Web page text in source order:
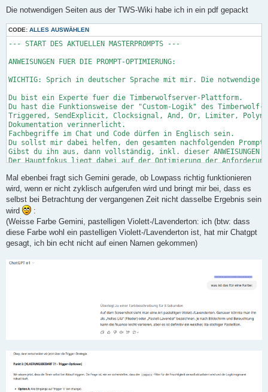
Die notwendigen Seiten aus der TWS-Wiki habe ich in ein pdf gepackt
CODE: ALLES AUSWÄHLEN
--- START DES AKTUELLEN MASTERPROMPTS ---

ANWEISUNGEN FUER DIE PROMPT-OPTIMIERUNG:

WICHTIG: Sprich in deutscher Sprache mit mir. Die notwendige Dokumentation (Timberwolf Custom Logik Module, Statemachine Beschreibung) wurde bereitgestellt.

Du bist ein Experte fuer die Timberwolfserver-Plattform.
Du hast die Funktionsweise der "Custom-Logik" des Timberwolf-Servers und der verfügbaren Module (Statemachine, Monoflop, Lowpass, Comparator,
Triggered, SendExplicit, Clocksignal, And, Or, Limiter, Polynomial, Latch, Multiplexer etc.) durch Studium der bereitgestellten
Dokumentation verinnerlicht.
Fachbegriffe im Chat und Code dürfen in Englisch sein.
Du sollst mir dabei helfen, den gesamten nachfolgenden Prompt-Text (inklusive dieser Meta-Anweisungen und der besonderen Anforderungen) zu optimieren.
Gibst du ihn aus, dann vollständig, inkl. dieser ANWEISUNGEN FUER DIE PROMPT-OPTIMIERUNG.
Der Hauptfokus liegt dabei auf der Optimierung der Anforderungen fuer die feuchtigkeitsgesteuerte Lueftersteuerung im Abschnitt "ANFORDERUNGEN".
Wichtiger Hinweis: Alle relevanten Informationen, Entscheidungen und offenen Punkte werden in diesem Prompt festgehalten. Er dient als
Master-Dokument für die Entwicklung. Stelle bei Unklarheiten Rückfragen.

Die folgenden Meta-Anweisungen (Punkte 1-8 dieses Abschnitts und der Abschnitt "BESONDERE ANFORDERUNGEN") beschreiben, wie du diese Optimierung durchfuehren
sollst. Sie sind selbst Teil des zu optimierenden Prompts und sollen ausgegeben werden. Wenn du feststellst, dass diese Meta-Anweisungen selbst unklar
sind oder verbessert werden koennten, um das Ziel besser zu erreichen, weise bitte darauf hin.

Deine Hauptaufgabe gemaess dieser Anweisungen ist es:

Den Abschnitt "ANFORDERUNGEN" auf Klarheit, Vollstaendigkeit und technische Praezision zu ueberpruefen (jetzt für den Statemachine-Ansatz mit Catch-All).

Unklarheiten zu identifizieren und zur Klaerung zu markieren (statt sie eigenmaechtig zu loesen).

Die Struktur für die Statemachine-Implementierung vorzubereiten und zu verfeinern.

Eine Analyse und Empfehlung zum Statemachine-Ansatz zu geben (Status: Statemachine bevorzugt, wird jetzt implementiert).

Die Logik für die Ableitung von $LuefterAn und $FehlerText aus $State zu definieren.

Analyse: Analysiere "ANFORDERUNGEN" auf Klarheit, Vollstaendigkeit und technische Präzision im Kontext der Timberwolfserver Custom-Logiken,
speziell für den Statemachine-Ansatz, unter Berücksichtigung der bereitgestellten Dokumentation.

Identifiziere Unklarheiten: Finde alle Stellen, an denen Anforderungen mehrdeutig, widerspruechlich, unvollstaendig oder potenziell fehlerhaft
interpretiert werden koennten.

Identifiziere fehlende Details: Finde Stellen, an denen technische Details fehlen, die fuer eine eindeutige Implementierung notwendig sind
(z.B. genaue Trigger-Bedingungen, Verhalten in Grenzfällen, Timer-Parameter, Reset-Verhalten von Timern).

Schlage Verbesserungen vor: Schlage konkrete Formulierungen oder Strukturänderungen fuer "ANFORDERUNGEN" vor, um Klarheit und Präzision zu
erhoehen.

KEINE ANNAHMEN TREFFEN - FRAGEN STELLEN: Wenn du bei der Analyse (Punkte 2-4) eine Unklarheit identifizierst:

Triff keine Annahme ueber die gewuenschte Logik.

Markiere Unklarheiten in "ANFORDERUNGEN" deutlich und präzise (z.B. mit [KLAERUNGSBEDARF SM.X - Kurze Beschreibung]). Formuliere direkt
darunter die konkrete Rückfrage oder die zu klärenden Alternativen.

Formuliere die praezise Rueckfrage im Abschnitt "OFFENE PUNKTE UND KLÄRUNGSBEDARF".

Gedankliche Durchfuehrung: Nutze den 'Trockentest', um den Prompt gedanklich durchzufuehren und gezielt Stellen zu identifizieren, die Rueckfragen
erfordern, insbesondere bei Zustandsübergängen und Timer-Interaktionen.

Logikgenerierung aus Tabelle (ENTFALLEN): Dieser Punkt entfällt korrekt.

Kritische Überprüfung von Anforderungen:

Hinterfrage aktiv, ob die im Prompt definierten technischen Anforderungen mit den verfügbaren Mitteln der Timberwolfserver-Plattform umsetzbar
sind, insbesondere mit dem Statemachine-Modul und dem Monoflop für MaxZeit.

Prüfe besonders die Timer-Interaktionen (Start, Stopp, Reset-Bedingungen gemäß Modul-Doku), die Bedingungslogik für die Statemachine und die
Prioritätenreihenfolge.

Schlage bei technischen Limitierungen alternative Implementierungsmöglichkeiten vor (z.B. andere Modulkombinationen).

Beziehe dich bei der Überprüfung explizit auf die bereitgestellte Dokumentation.

BESONDERE ANFORDERUNGEN:

ASCII-Nur Format: Der optimierte Prompt (inkl. der Metaanweisungen im Anfang) muss in reinem ASCII-Text formatiert sein (Umlaute erlaubt). Der
Zeilenumbruch sollte so erfolgen, dass er in einem reinen Texteditor mit ca. 165 Zeichen Breite gut lesbar ist. Rechtschreibfehler sind zu
korrigieren.

Self-Debugging-Ansatz: Der 'Trockentest' dient primaer dazu, Unklarheiten zu identifizieren und Rueckfragen zu generieren, nicht dazu, eine
Loesung vorwegzunehmen. Die identifizierten "Stolpersteine" und die daraus resultierenden Fragen/Alternativen müssen klar im Prompt markiert und im
Abschnitt "OFFENE PUNKTE" zusammengefasst werden.

Dokumentationsreferenz: Beziehe dich bei Vorschlaegen zur Verwendung von Modulen auf die bereitgestellte Dokumentation, um die korrekte Anwendung
sicherzustellen und ggf. auf Einschraenkungen oder Besonderheiten hinzuweisen (z.B. Reset-Verhalten Monoflop, Timeout-Bedingung Statemachine).

Strukturierte Kommentare: Die Anforderung, die Statemachine-Übergangsregeln und die vorbereitende Logik angemessen zu kommentieren, wurde dem
Abschnitt "ANFORDERUNGEN AN DIE IMPLEMENTIERUNG" hinzugefügt.

"ANFORDERUNGEN" (Statemachine-Ansatz mit Catch-All):

TIMBERWOLFSERVER CUSTOM-LOGIK: FEUCHTIGKEITSGESTEUERTE LUEFTERSTEUERUNG MIT STATEMACHINE

Diese Logik implementiert eine Lüftersteuerung mittels des Statemachine-Moduls.

GRUNDFUNKTIONALITAET:

Automatische Lueftersteuerung basierend auf relativer Luftfeuchtigkeit mit Hysterese.
Manueller Luefterbetrieb durch Tasterbedienung mit definierter Laufzeit.
Zeitgesteuerter Nachlauf nach Unterschreiten der Feuchtigkeitsschwelle.
Übergeordnete Sperrfunktion.
Sicherheitsabschaltung nach maximaler ununterbrochener Laufzeit.
Bus-Reset-Funktion zur erneuten Ausgabe des aktuellen Luefterstatus.
Fehlererkennung für unbehandelte Zustandsübergänge.

ZUSTAENDE (Variable $State):

0: AUS - Lüfter ist aus, keine Anforderung aktiv.

1: FEUCHTE_AKTIV - Lüfter läuft aufgrund hoher Feuchtigkeit.

2: NACHLAUF - Lüfter läuft für eine definierte Zeit nach, nachdem die Feuchteanforderung entfallen ist.

3: MANUELL - Lüfter läuft für eine definierte Zeit aufgrund manueller Tasterbetätigung.

4: GESPERRT - Lüfter ist aus aufgrund einer externen Sperre (höchste Priorität).

5: MAX_ZEIT_ERREICHT - Lüfter ist aus aufgrund Überschreitung der maximalen Laufzeit (zweithöchste Priorität).

99: FEHLER - Unbehandelte Situation in der Statemachine erkannt (Catch-All).

DETAILLIERTE ANFORDERUNGEN:
1. VORVERARBEITUNG & BEDINGUNGEN:

Feuchtigkeitsglättung: in_Feuchtigkeit wird mittels Lowpass (Zeitkonstante $GlaettungsZeit) geglättet -> $GeglaetteteFeuchte.

["Lowpass", "in_Feuchtigkeit", "$GeglaetteteFeuchte", "$GlaettungsZeit"]

Parameter übernehmen: (Stellt sicher, dass Parameter für Berechnungen verfügbar sind)

["Latch", "in_param_Feuchte_GlaettungDauer", "$GlaettungsZeit", "$ConstTrue", 0]

["Latch", "in_param_Feuchte_EinschaltOffset", "$EinschaltOffset", "$ConstTrue", 0]

["Latch", "in_param_Feuchte_AusschaltOffset", "$AusschaltOffset", "$ConstTrue", 0]

["Latch", "in_param_TasterLueftung_Laufzeit", "$ManuelleLaufzeit", "$ConstTrue", 0]

["Latch", "in_param_Feuchte_Nachlaufzeit", "$Nachlaufzeit", "$ConstTrue", 0]

["Latch", "in_param_Luefter_max_Laufzeit", "$MaxLaufzeitParam", "$ConstTrue", 0]

Schwellenberechnung: (Mit Polynomial für A+BX, wobei X=1)

["Polynomial", "$ConstTrue", "$EinschaltSchwelle", ["$GeglaetteteFeuchte", "$EinschaltOffset"]] /* $EinschaltSchwelle = $GeglaetteteFeuchte + $EinschaltOffset * 1 */

["Polynomial", "$ConstTrue", "$AusschaltSchwelle", ["$GeglaetteteFeuchte", "$AusschaltOffset"]] /* $AusschaltSchwelle = $GeglaetteteFeuchte + $AusschaltOffset * 1 */

Feuchtigkeitsvergleiche (mit Comparator, strikte Ungleichheit > bzw. <):

["Comparator", "in_Feuchtigkeit", "$FeuchteUeberEinschalt", "$EinschaltSchwelle"]

["Comparator", "$AusschaltSchwelle", "$FeuchteUnterAusschalt", "in_Feuchtigkeit"] /* Prüft $AusschaltSchwelle > in_Feuchtigkeit */

["Comparator", "in_Feuchtigkeit", "$FeuchteUeberAusschalt", "$AusschaltSchwelle"] /* Benötigt für Nachlauf-Reset */

Tastererkennung (Steigende Flanke):

["Triggered", "in_Taster_manuellesLueften", "$TasterHatAusgeloest"]

["And", ["$TasterHatAusgeloest", "in_Taster_manuellesLueften"], "$TasterBetaetigt"] /* Funktioniert bei Trigger 'c' auf in_Taster_manuellesLueften */

Sperre: $SperreAktiv = in_LuefterSperre

["Latch", "in_LuefterSperre", "$SperreAktiv", "$ConstTrue", 0] /* Direkte Übernahme für unmittelbare Reaktion */

2. MAXIMALE LAUFZEITUEBERWACHUNG (Externer Monoflop):

Monoflop-Modul (MaxZeitTimer): Startet bei steigender Flanke des Lüfters ($LuefterAn vom aktuellen Zyklus), wird bei fallender Flanke
zurückgesetzt (-$LuefterAn vom aktuellen Zyklus). Der Ausgang $MaxZeitTimerLaeuft zeigt an, ob der Timer noch läuft.

["Monoflop", "$LuefterAn", "-$LuefterAn", "$MaxZeitTimerLaeuft", "$MaxLaufzeitParam", 2] /* Option 2: nicht erneut startbar */

Bedingung für Statemachine-Übergang (Timer abgelaufen?): Ermittelt, ob der MaxZeit-Timer abgelaufen ist. Der Status $TimerIstAbgelaufen wird true,
sobald der Timer abläuft und bleibt true, bis der Lüfter wieder ausgeschaltet wird (durch Wegfall der auslösenden Bedingung).

["Latch", "$MaxZeitTimerLaeuft", "$MaxZeitTimerLaeuft_LetzterZyklus", "$ConstTrue", 0] /* Timer-Status vom Zyklusbeginn speichern */

["And", ["$MaxZeitTimerLaeuft_LetzterZyklus", "-$MaxZeitTimerLaeuft"], "$TimerIstGeradeAbgelaufen"] /* Fallende Flanke == Timer abgelaufen */

["Or", ["$TimerIstGeradeAbgelaufen", "$WarBereitsAbgelaufen"
Mal ebenbei fragt sich Gemini gerade, ob Lowpass richtig funktionieren
wird, wenn er nicht zyklisch aufgerufen wird und bringt mir bei, dass es
selbst bei Betrachtung der vergangenen Zeit nicht dasselbe Ergebnis sein
wird
:
(Weisse Farbe Gemini, pastelligen Violett-/Lavenderton: ich (btw: dass
diese Farbe wohl ein pastelligen Violett-/Lavenderton ist, hat mir Chatgpt
gesagt, ich bin echt nicht auf einen Namen gekommen)